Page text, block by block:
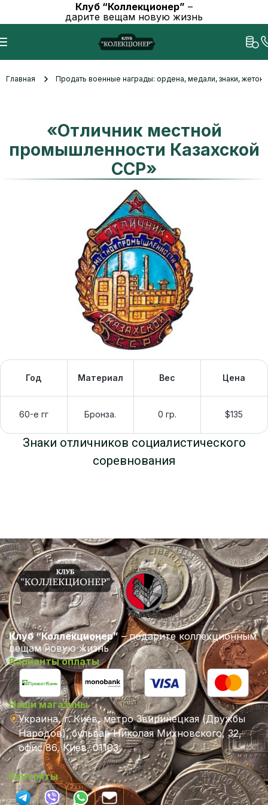
Клуб “Коллекционер” –
дарите вещам новую жизнь
Главная Продать военные награды: ордена, медали, знаки,
«Отличник местной
промышленности Казахской
ССР»
Год Материал Вес Цена
60-е гг Бронза. 0 гр. $135
Знаки отличников социалистического
соревнования
Клуб “Коллекционер” – подарите коллекционным
вещам новую жизнь
Варианты оплаты
Наши магазины
Украина, г. Киев, метро Звиринецкая (Дружбы
Народов), бульвар Николая Михновского, 32,
офис 86, Киев, 01103
Контакты